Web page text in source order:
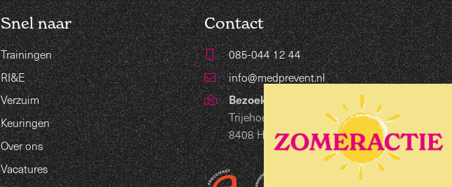
Snel naar
Trainingen
RI&E
Verzuim
Keuringen
Over ons
Vacatures
Contact
085-044 12 44
info@medprevent.nl
Bezoekadres
Trijehoek 19
8408 HB Lippenhuizen